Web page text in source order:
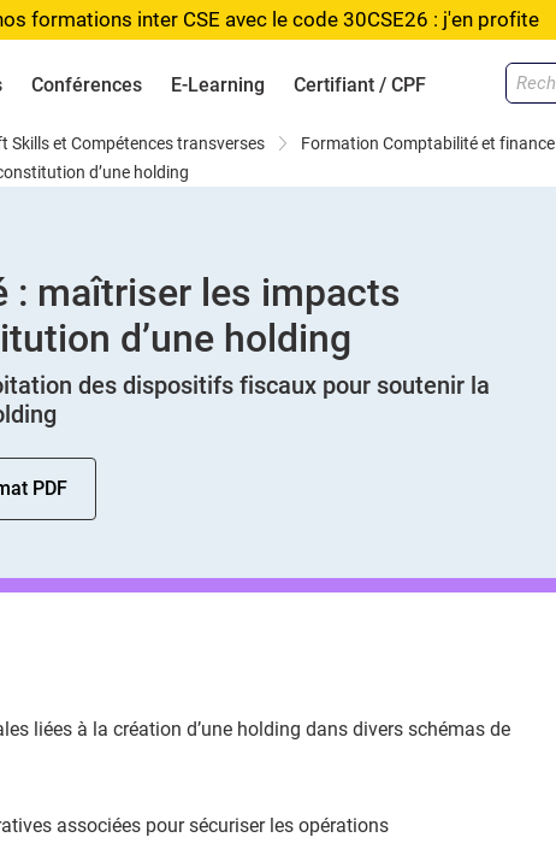
formations inter CSE avec le code 30CSE26 : j'en profite
Conférences E-Learning Certifiant / CPF
Skills et Compétences transverses
Formation Comptabilité et finance
d’une holding
: maîtriser les impacts
d’une holding
des dispositifs fiscaux pour soutenir la
PDF
liées à la création d’une holding dans divers schémas de
associées pour sécuriser les opérations